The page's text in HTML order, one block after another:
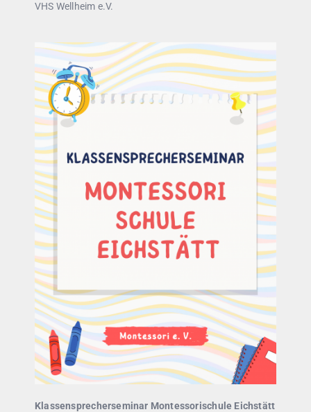
VHS Wellheim e.V.
Klassensprecherseminar Montessorischule Eichstätt